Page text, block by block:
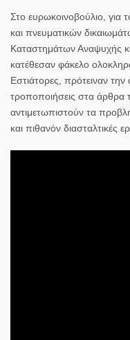
Στο ευρωκοινοβούλιο, για
και πνευματικών
Καταστημάτων Αναψυχής
κατέθεσαν φάκελο
Εστιάτορες, πρότειναν
τροποποιήσεις στα άρθρα
αντιμετωπιστούν τα
και πιθανόν διασταλτικές